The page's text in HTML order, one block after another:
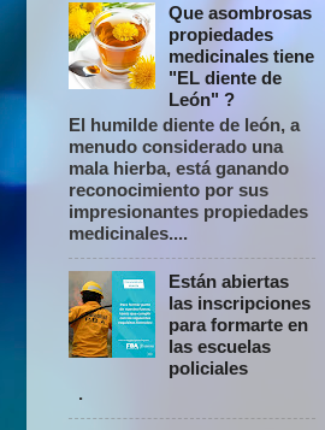
Que asombrosas
propiedades
medicinales tiene
"EL diente de
León" ?
El humilde diente de león, a
menudo considerado una
mala hierba, está ganando
reconocimiento por sus
impresionantes propiedades
medicinales....
Están abiertas
las inscripciones
para formarte en
las escuelas
policiales
.